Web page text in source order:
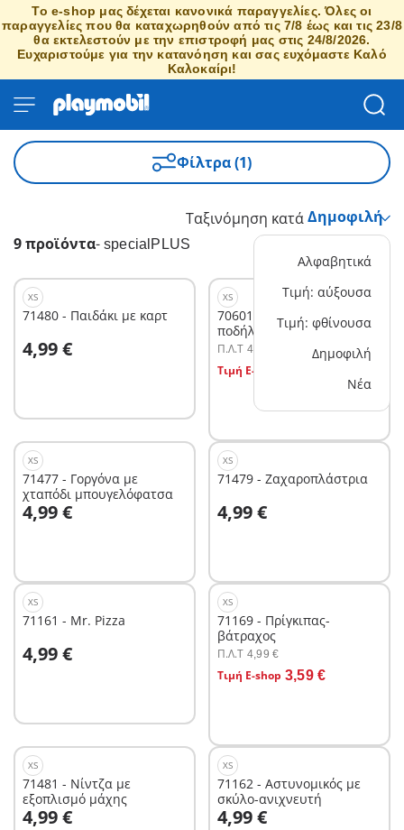
Το e-shop μας δέχεται κανονικά παραγγελίες. Όλες οι
παραγγελίες που θα καταχωρηθούν από τις 7/8 έως και τις 23/8
θα εκτελεστούν με την επιστροφή μας στις 24/8/2026.
Ευχαριστούμε για την κατανόηση και σας ευχόμαστε Καλό
Καλοκαίρι!
Φίλτρα (1)
9 προϊόντα- specialPLUS
Ταξινόμηση κατά
Αλφαβητικά
Τιμή: αύξουσα
Τιμή: φθίνουσα
Δημοφιλή
Νέα
XS
71480 - Παιδάκι με καρτ
4,99 €
XS
70601 - Εκδρομή με το
ποδήλατο
Π.Λ.T 4,99 €
Τιμή E-shop
XS
71477 - Γοργόνα με
χταπόδι μπουγελόφατσα
4,99 €
Στο καλάθι
XS
71479 - Ζαχαροπλάστρια
4,99 €
XS
71161 - Mr. Pizza
4,99 €
XS
71169 - Πρίγκιπας-
βάτραχος
Π.Λ.T 4,99 €
Τιμή E-shop 3,59 €
Στο καλάθι
XS
71481 - Νίντζα με
εξοπλισμό μάχης
4,99 €
Στο καλάθι
XS
71162 - Αστυνομικός με
σκύλο-ανιχνευτή
4,99 €
Στο καλάθι